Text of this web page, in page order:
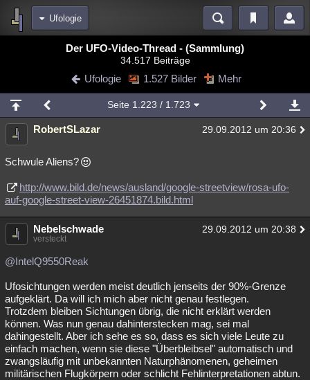
Ufologie
Diskussionen Blogs Videos
Chat Wiki Neuigkeiten
meine Rubriken
Menschen Wissenschaft Mystery Kriminalfälle
Spiritualität Verschwörungen
Natur Umfragen Unterhaltung
weitere Rubriken
Philosophie Träume Literatur
Astronomie Helpdesk
Musik Clash Verbesserungen Allmystery English
Übersichten
Besucht Teilgenommen Alle Neue Geschlossen
Lesenswert Schlüsselwörter
Der UFO-Video-Thread - (Sammlung)
34.517 Beiträge
Ufologie 1.527 Bilder Mehr
Seite 1.223 / 1.723
RobertSLazar 29.09.2012 um 20:36
Schwule Aliens?
http://www.bild.de/news/ausland/google-streetview/rosa-ufo-
auf-google-street-view-26451874.bild.html
Nebelschwade 29.09.2012 um 20:38
versteckt
@IntelQ9550Reak
Ufosichtungen werden meist deutlich jenseits der 90%-Grenze
aufgeklärt. Da will ich mich aber nicht genau festlegen.
Trotzdem bleiben Sichtungen übrig, die nicht erklärt werden
können. Was nun genau dahinterstecken mag, sei mal
dahingestellt. Aber ich sehe es so, dass es sich viele Leute zu
einfach machen, wenn sie diese "Überbleibsel" automatisch und
zwangsläufig mit unbekannten Naturphänomenen, geheimen
militärischen Flugkörpern oder schlicht Fehlinterpretationen abtun.